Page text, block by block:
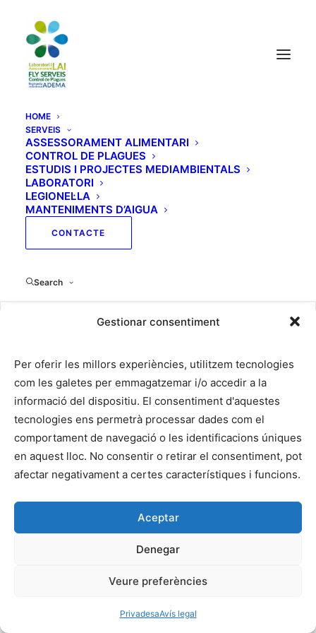
Gestionar consentiment
Per oferir les millors experiències, utilitzem tecnologies
com les galetes per emmagatzemar i/o accedir a la
informació del dispositiu. El consentiment d'aquestes
tecnologies ens permetrà processar dades com el
comportament de navegació o les identificacions úniques
en aquest lloc. No consentir o retirar el consentiment, pot
afectar negativament a certes característiques i funcions.
Aceptar
Denegar
Veure preferències
PrivadesaAvís legal
HOME
SERVEIS
ASSESSORAMENT ALIMENTARI
CONTROL DE PLAGUES
ESTUDIS I PROJECTES MEDIAMBIENTALS
LABORATORI
LEGIONEL·LA
MANTENIMENTS D’AIGUA
CONTACTE
Search
La cistella està buida.
Single Course